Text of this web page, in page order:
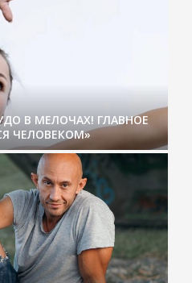
В МЕЛОЧАХ! ГЛАВНОЕ
ЧЕЛОВЕКОМ»